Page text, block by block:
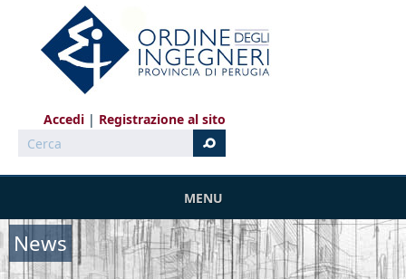
Salta al contenuto principale
Accedi
Registrazione al sito
Cerca
MENU
News